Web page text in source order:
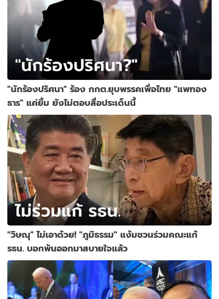
"นักร้องปริศนา" ร้อง กกต.ยุบพรรคเพื่อไทย "แพทอง
ธาร" แค่ยิ้ม ยังไม่ตอบสื่อประเด็นนี้
"วิษณุ" ไม่เอาด้วย! "ภูมิธรรม" แง้มชวนร่วมคณะแก้
รธน. บอกพ้นออกมาสบายใจแล้ว